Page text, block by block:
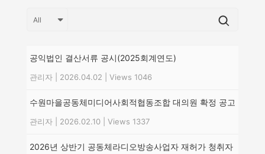
공익법인 결산서류 공시(2025회계연도)
관리자 2026.04.02 Views 1046
수원마을공동체미디어사회적협동조합 대의원 확정 공고
관리자 2026.02.10 Views 1337
2026년 상반기 공동체라디오방송사업자 재허가 청취자